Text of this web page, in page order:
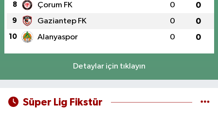
8 Çorum FK 0 0
9 Gaziantep FK 0 0
10 Alanyaspor 0 0
Detaylar için tıklayın
Süper Lig Fikstür